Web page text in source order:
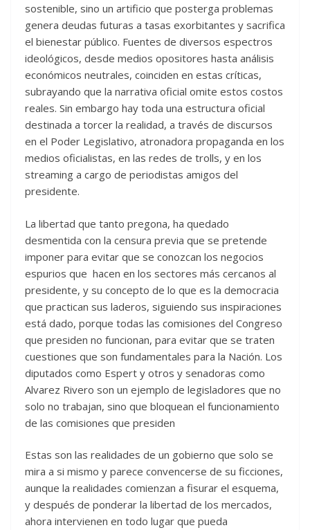
sostenible, sino un artificio que posterga problemas
genera deudas futuras a tasas exorbitantes y sacrifica
el bienestar público. Fuentes de diversos espectros
ideológicos, desde medios opositores hasta análisis
económicos neutrales, coinciden en estas críticas,
subrayando que la narrativa oficial omite estos costos
reales. Sin embargo hay toda una estructura oficial
destinada a torcer la realidad, a través de discursos
en el Poder Legislativo, atronadora propaganda en los
medios oficialistas, en las redes de trolls, y en los
streaming a cargo de periodistas amigos del
presidente.
La libertad que tanto pregona, ha quedado
desmentida con la censura previa que se pretende
imponer para evitar que se conozcan los negocios
espurios que hacen en los sectores más cercanos al
presidente, y su concepto de lo que es la democracia
que practican sus laderos, siguiendo sus inspiraciones
está dado, porque todas las comisiones del Congreso
que presiden no funcionan, para evitar que se traten
cuestiones que son fundamentales para la Nación. Los
diputados como Espert y otros y senadoras como
Alvarez Rivero son un ejemplo de legisladores que no
solo no trabajan, sino que bloquean el funcionamiento
de las comisiones que presiden
Estas son las realidades de un gobierno que solo se
mira a si mismo y parece convencerse de su ficciones,
aunque la realidades comienzan a fisurar el esquema,
y después de ponderar la libertad de los mercados,
ahora intervienen en todo lugar que pueda